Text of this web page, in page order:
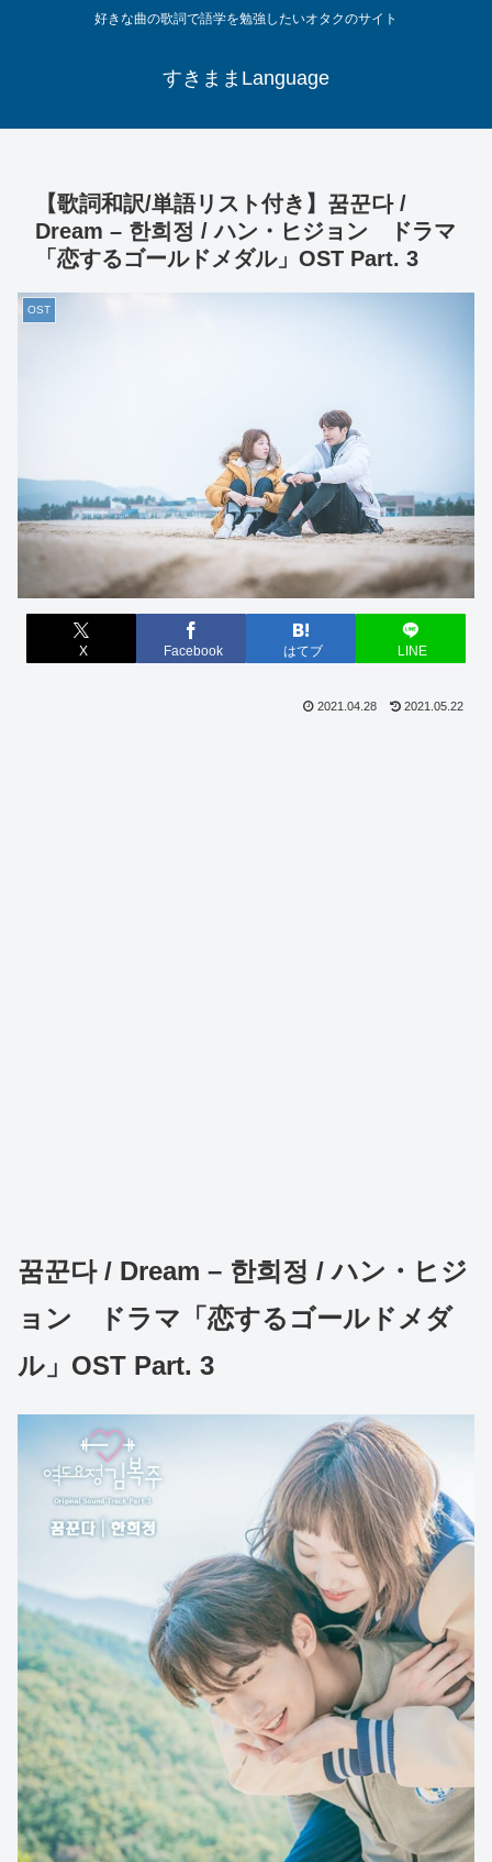
好きな曲の歌詞で語学を勉強したいオタクのサイト
すきままLanguage
【歌詞和訳/単語リスト付き】꿈꾼다 /
Dream – 한희정 / ハン・ヒジョン ドラマ
「恋するゴールドメダル」OST Part. 3
OST
X Facebook はてブ LINE
2021.04.28 2021.05.22
꿈꾼다 / Dream – 한희정 / ハン・ヒジ
ョン ドラマ「恋するゴールドメダ
ル」OST Part. 3